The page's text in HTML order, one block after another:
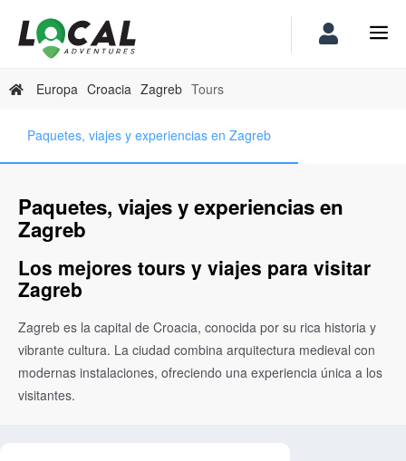
Europa Croacia Zagreb Tours
Paquetes, viajes y experiencias en Zagreb
Paquetes, viajes y experiencias en
Zagreb
Los mejores tours y viajes para visitar
Zagreb
Zagreb es la capital de Croacia, conocida por su rica historia y
vibrante cultura. La ciudad combina arquitectura medieval con
modernas instalaciones, ofreciendo una experiencia única a los
visitantes.